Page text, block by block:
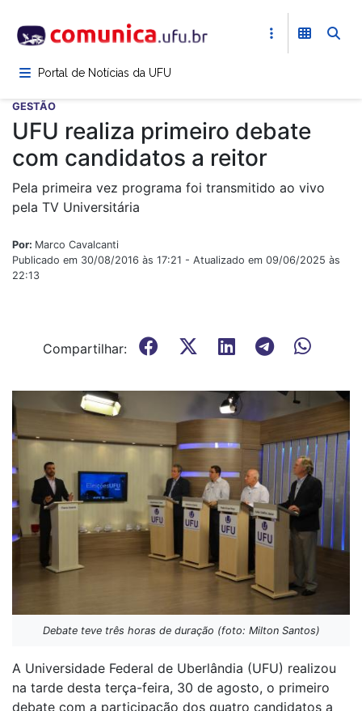
para
conteúdoPortal de Notícias da UFU
GESTÃO
UFU realiza primeiro debate
com candidatos a reitor
Pela primeira vez programa foi transmitido ao vivo
pela TV Universitária
Por: Marco Cavalcanti
Publicado em 30/08/2016 às 17:21 - Atualizado em 09/06/2025 às
22:13
Compartilhar:
Debate teve três horas de duração (foto: Milton Santos)
A Universidade Federal de Uberlândia (UFU) realizou
na tarde desta terça-feira, 30 de agosto, o primeiro
debate com a participação dos quatro candidatos a